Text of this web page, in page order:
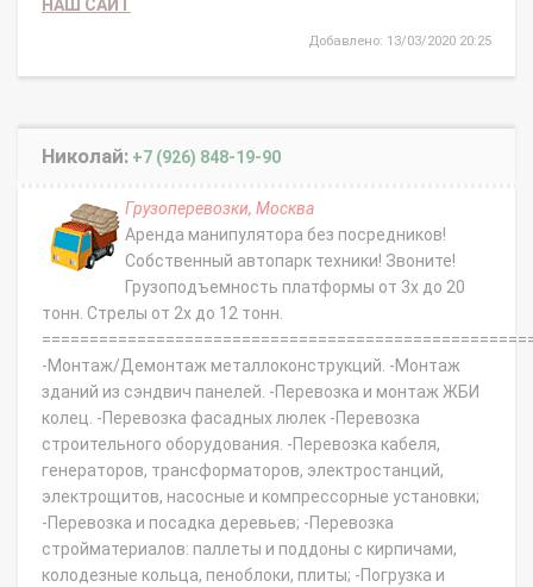
НАШ САЙТ
Добавлено: 13/03/2020 20:25
Николай: +7 (926) 848-19-90
Грузоперевозки, Москва
Аренда манипулятора без посредников!
Собственный автопарк техники! Звоните!
Грузоподъемность платформы от 3х до 20
тонн. Стрелы от 2х до 12 тонн.
-Монтаж/Демонтаж металлоконструкций. -Монтаж
зданий из сэндвич панелей. -Перевозка и монтаж ЖБИ
колец. -Перевозка фасадных люлек -Перевозка
строительного оборудования. -Перевозка кабеля,
генераторов, трансформаторов, электростанций,
электрощитов, насосные и компрессорные установки;
-Перевозка и посадка деревьев; -Перевозка
стройматериалов: паллеты и поддоны с кирпичами,
колодезные кольца, пеноблоки, плиты; -Погрузка и